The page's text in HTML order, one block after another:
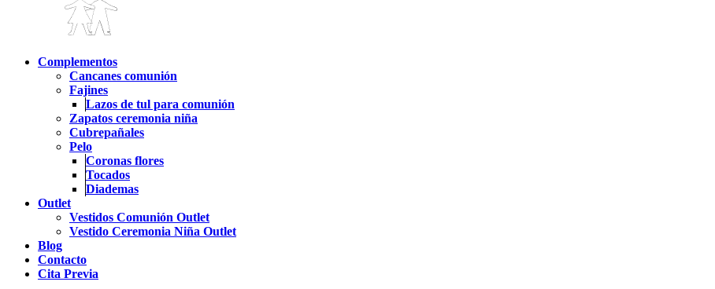
Complementos
Cancanes comunión
Fajines
Lazos de tul para comunión
Zapatos ceremonia niña
Cubrepañales
Pelo
Coronas flores
Tocados
Diademas
Outlet
Vestidos Comunión Outlet
Vestido Ceremonia Niña Outlet
Blog
Contacto
Cita Previa